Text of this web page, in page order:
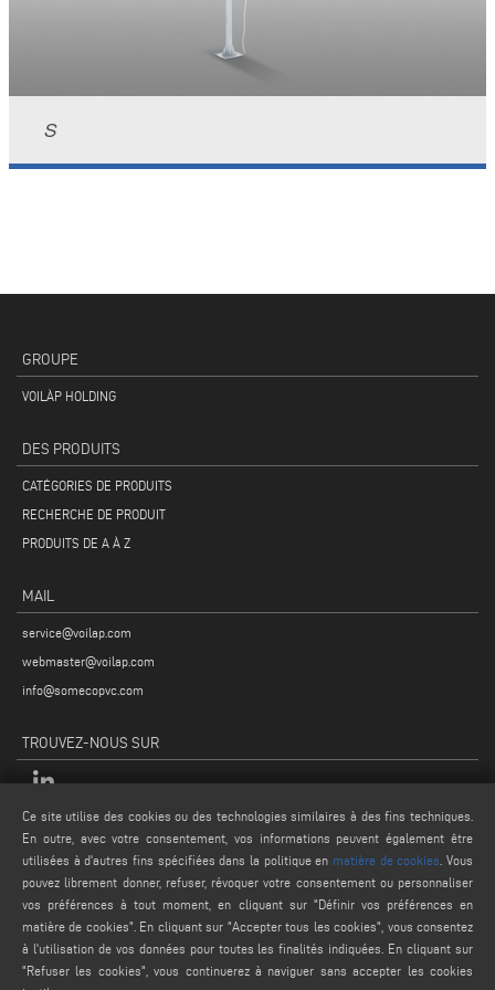
S
GROUPE
VOILÀP HOLDING
DES PRODUITS
CATÉGORIES DE PRODUITS
RECHERCHE DE PRODUIT
PRODUITS DE A À Z
MAIL
service@voilap.com
webmaster@voilap.com
info@somecopvc.com
TROUVEZ-NOUS SUR
MENTIONS LÉGALES
PRIVACY POLICY
LEGAL NOTES
COOKIE POLICY
Ce site utilise des cookies ou des technologies similaires à des fins techniques.
En outre, avec votre consentement, vos informations peuvent également être
utilisées à d'autres fins spécifiées dans la politique en matière de cookies . Vous
pouvez librement donner, refuser, révoquer votre consentement ou personnaliser
vos préférences à tout moment, en cliquant sur "Définir vos préférences en
matière de cookies". En cliquant sur "Accepter tous les cookies", vous consentez
à l'utilisation de vos données pour toutes les finalités indiquées. En cliquant sur
"Refuser les cookies", vous continuerez à naviguer sans accepter les cookies